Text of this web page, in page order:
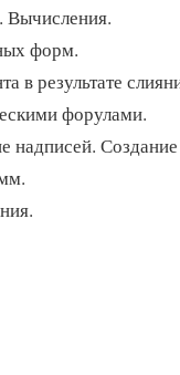
Вычисления.
форм.
в результате
форулами.
надписей.